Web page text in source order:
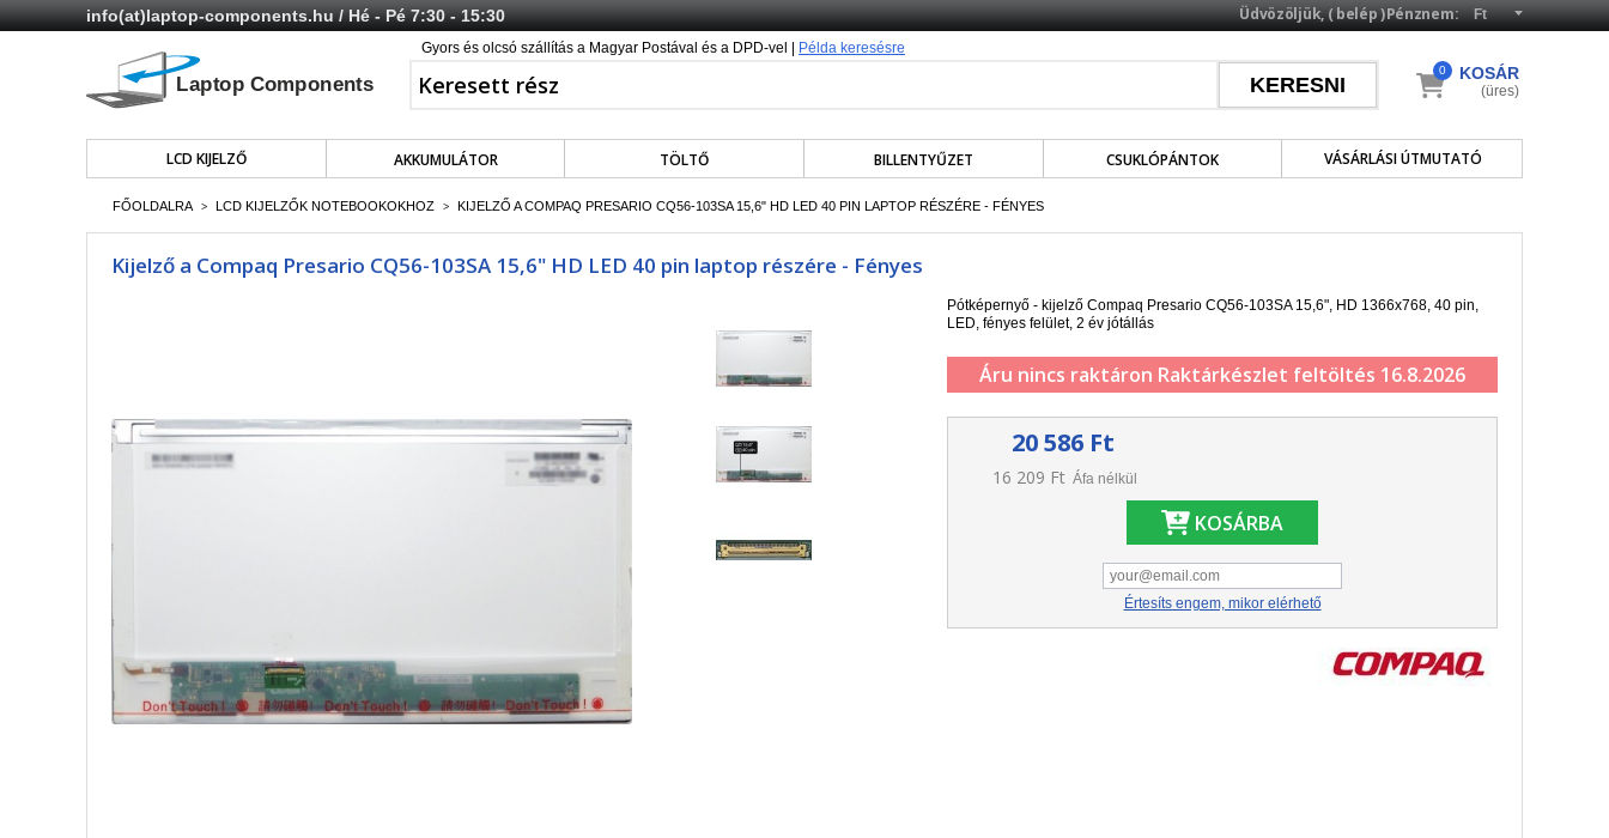
info(at)laptop-components.hu/ Hé - Pé 7:30 - 15:30 Pénznem:
Üdvözöljük, (belép)
Gyors és olcsó szállítás a Magyar Postával és a DPD-vel | Példa keresésre
LCD KIJELZŐ AKKUMULÁTOR TÖLTŐ BILLENTYŰZET CSUKLÓPÁNTOK VÁSÁRLÁSI ÚTMUTATÓ
KOSÁR
0
(üres)
FŐOLDALRA > LCD KIJELZŐK NOTEBOOKOKHOZ > KIJELZŐ A COMPAQ PRESARIO CQ56-103SA 15,6" HD LED 40 PIN LAPTOP RÉSZÉRE - FÉNYES
Kijelző a Compaq Presario CQ56-103SA 15,6" HD LED 40 pin laptop részére - Fényes
Pótképernyő - kijelző Compaq Presario CQ56-103SA 15,6", HD 1366x768, 40 pin,
LED, fényes felület, 2 év jótállás
Áru nincs raktáron Raktárkészlet feltöltés 16.8.2026
20 586 Ft
16 209 Ft Áfa nélkül
KOSÁRBA
Értesíts engem, mikor elérhető